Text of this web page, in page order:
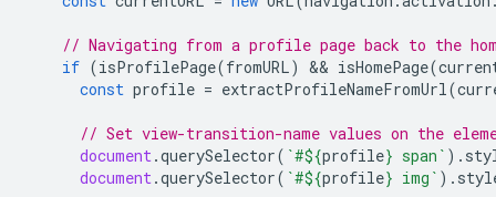
// Navigating from a profile page back to the
if (isProfilePage(fromURL) && isHomePage(
const profile = extractProfileNameFromUrl (
// Set view-transition-name values on the
document .querySelector( `#${profile} span` ).
document .querySelector( `#${profile} img` ).